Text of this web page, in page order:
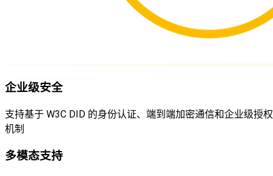
企业级安全
支持基于 W3C DID 的身份认证、端到端加密通信和企业级授权
机制
多模态支持